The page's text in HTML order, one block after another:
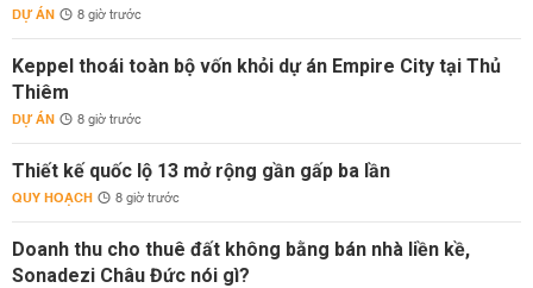
DỰ ÁN 8 giờ trước
Keppel thoái toàn bộ vốn khỏi dự án Empire City tại Thủ
Thiêm
DỰ ÁN 8 giờ trước
Thiết kế quốc lộ 13 mở rộng gần gấp ba lần
QUY HOẠCH 8 giờ trước
Doanh thu cho thuê đất không bằng bán nhà liền kề,
Sonadezi Châu Đức nói gì?